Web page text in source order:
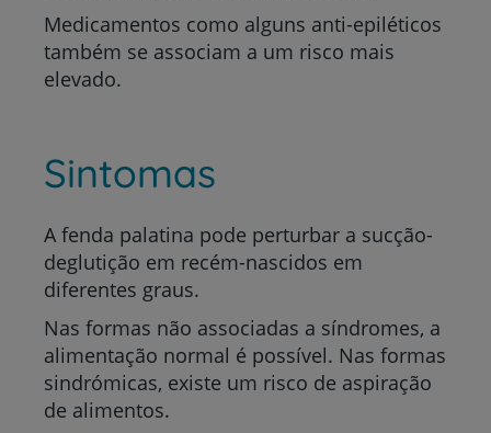
Medicamentos como alguns anti-epiléticos
também se associam a um risco mais
elevado.
Sintomas
A fenda palatina pode perturbar a sucção-
deglutição em recém-nascidos em
diferentes graus.
Nas formas não associadas a síndromes, a
alimentação normal é possível. Nas formas
sindrómicas, existe um risco de aspiração
de alimentos.